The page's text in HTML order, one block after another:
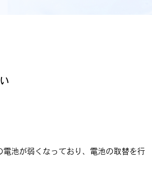
池が弱くなっており、電池の取替を行